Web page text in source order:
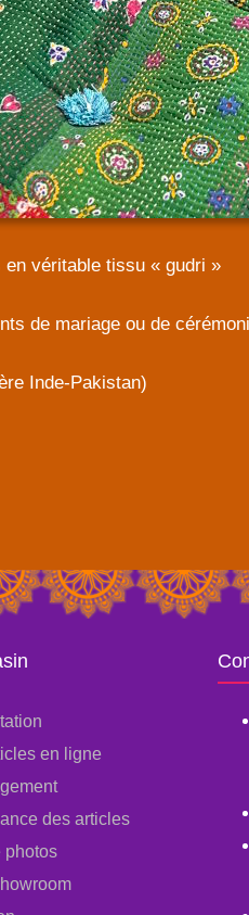
véritable tissu « gudri »
de mariage ou de
Inde-Pakistan)
en ligne
des articles
photos